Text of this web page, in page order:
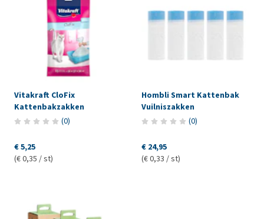
Vitakraft CloFix
Kattenbakzakken
(0)
€ 5,25
(€ 0,35 / st)
Hombli Smart Kattenbak
Vuilniszakken
(0)
€ 24,95
(€ 0,33 / st)